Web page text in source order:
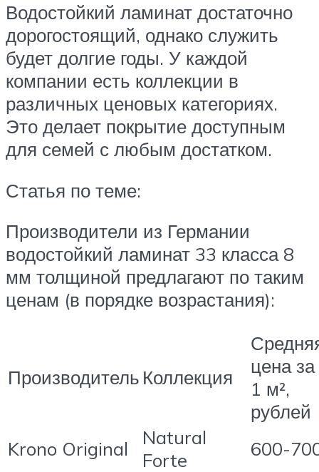
Водостойкий ламинат достаточно
дорогостоящий, однако служить
будет долгие годы. У каждой
компании есть коллекции в
различных ценовых категориях.
Это делает покрытие доступным
для семей с любым достатком.
Статья по теме:
Производители из Германии
водостойкий ламинат 33 класса 8
мм толщиной предлагают по таким
ценам (в порядке возрастания):
Производитель Коллекция
цена за
1 м²,
рублей
Krono Original
Natural
Forte
600-